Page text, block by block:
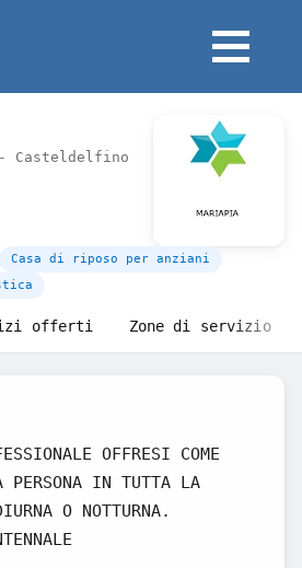
- Casteldelfino
Casa di riposo per anziani
offerti Zone di servizio
OFFRESI COME
PERSONA IN TUTTA LA
O NOTTURNA.